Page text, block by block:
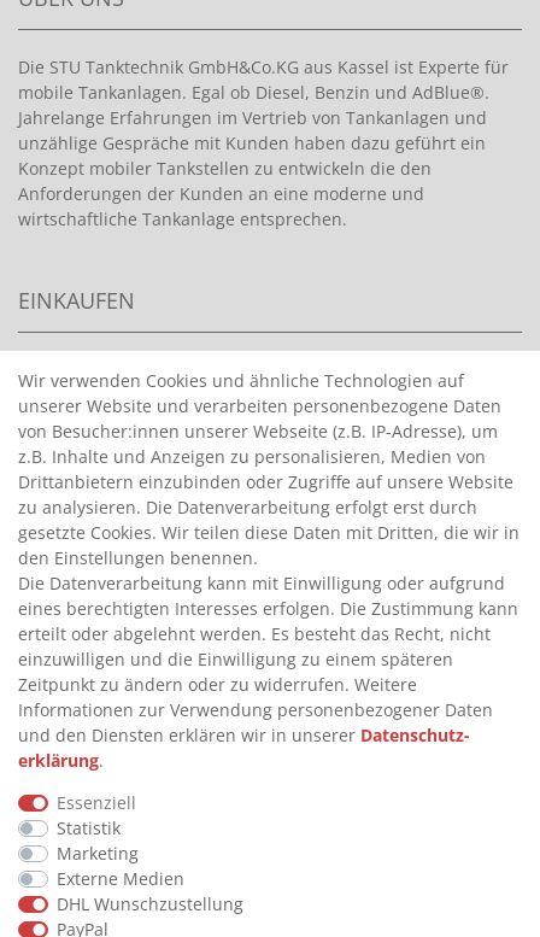
Die STU Tanktechnik GmbH&Co.KG aus Kassel ist Experte für
mobile Tankanlagen. Egal ob Diesel, Benzin und AdBlue®.
Jahrelange Erfahrungen im Vertrieb von Tankanlagen und
unzählige Gespräche mit Kunden haben dazu geführt ein
Konzept mobiler Tankstellen zu entwickeln die den
Anforderungen der Kunden an eine moderne und
wirtschaftliche Tankanlage entsprechen.
EINKAUFEN
>
HANDPUMPEN FÜR BENZIN
>
HANDPUMPEN FÜR ÖLE
>
TANKANLAGEN
>
ADBLUE® BETANKUNG
INFORMATIONEN
>
FAQ
>
VERTRAG WIDERRUFEN
>
WIDERRUFSRECHT
>
WIDERRUFSFORMULAR
IMPRESSUM
>
DATENSCHUTZERKLÄRUNG
>
AGB
>
KONTAKT
Wir verwenden Cookies und ähnliche Technologien auf
unserer Website und verarbeiten personenbezogene Daten
von Besucher:innen unserer Webseite (z.B. IP-Adresse), um
z.B. Inhalte und Anzeigen zu personalisieren, Medien von
Drittanbietern einzubinden oder Zugriffe auf unsere Website
zu analysieren. Die Datenverarbeitung erfolgt erst durch
gesetzte Cookies. Wir teilen diese Daten mit Dritten, die wir in
den Einstellungen benennen.
Die Datenverarbeitung kann mit Einwilligung oder aufgrund
eines berechtigten Interesses erfolgen. Die Zustimmung kann
erteilt oder abgelehnt werden. Es besteht das Recht, nicht
einzuwilligen und die Einwilligung zu einem späteren
Zeitpunkt zu ändern oder zu widerrufen. Weitere
Informationen zur Verwendung personenbezogener Daten
und den Diensten erklären wir in unserer Daten­schutz­
erklärung.
Essenziell
Statistik
Marketing
Externe Medien
DHL Wunschzustellung
PayPal